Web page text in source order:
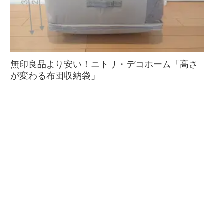
無印良品より安い！ニトリ・デコホーム「高さ
が変わる布団収納袋」